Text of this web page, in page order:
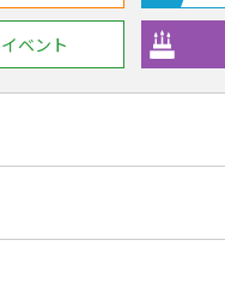
イベント